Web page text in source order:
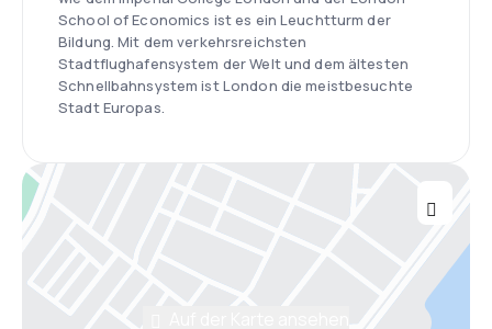
School of Economics ist es ein Leuchtturm der
Bildung. Mit dem verkehrsreichsten
Stadtflughafensystem der Welt und dem ältesten
Schnellbahnsystem ist London die meistbesuchte
Stadt Europas.